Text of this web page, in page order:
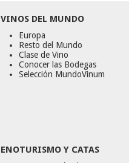
VINOS DEL MUNDO
Europa
Resto del Mundo
Clase de Vino
Conocer las Bodegas
Selección MundoVinum
ENOTURISMO Y CATAS